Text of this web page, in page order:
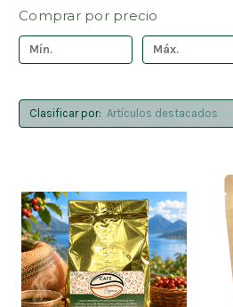
Comprar por precio
Clasificar por: